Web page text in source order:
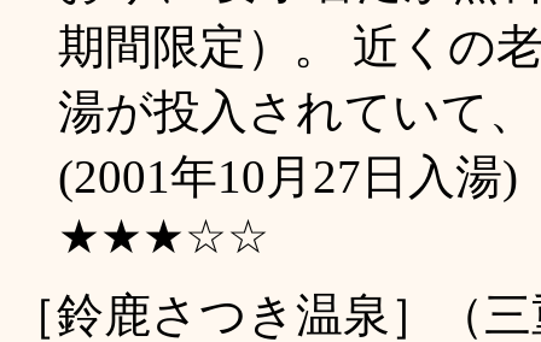
期間限定）。 近くの
湯が投入されていて
(2001年10月27日入湯)
★★★☆☆
［鈴鹿さつき温泉］（